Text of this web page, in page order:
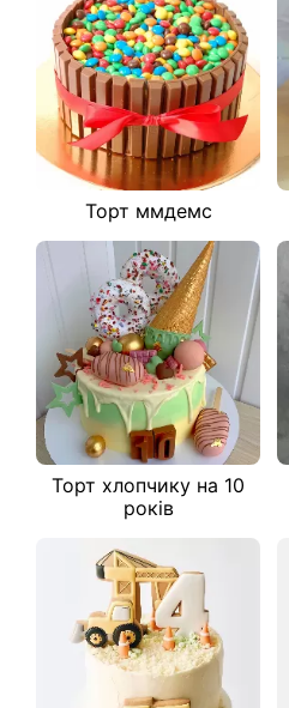
Торт ммдемс
Торт хлопчику на 10
років